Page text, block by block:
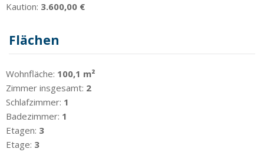
Kaution: 3.600,00 €
Flächen
Wohnfläche: 100,1 m²
Zimmer insgesamt: 2
Schlafzimmer: 1
Badezimmer: 1
Etagen: 3
Etage: 3